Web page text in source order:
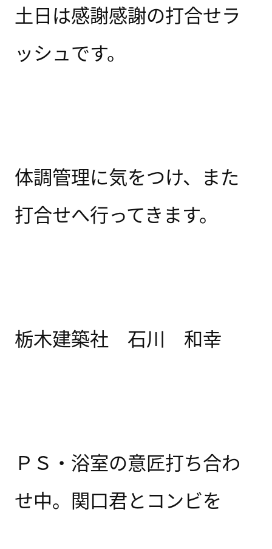
土日は感謝感謝の打合せラ
ッシュです。
体調管理に気をつけ、また
打合せへ行ってきます。
栃木建築社 石川 和幸
ＰＳ・浴室の意匠打ち合わ
せ中。関口君とコンビを